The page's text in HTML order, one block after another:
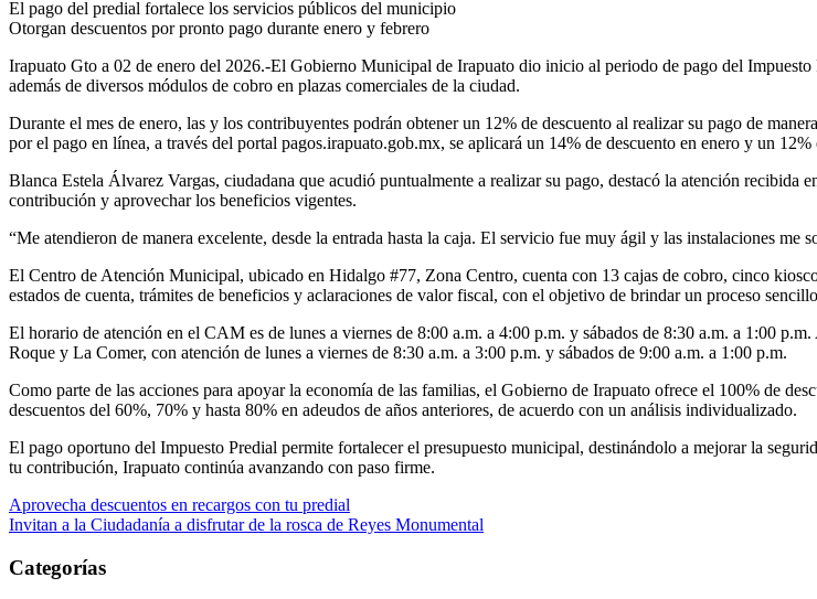
El pago del predial fortalece los servicios públicos del municipio
Otorgan descuentos por pronto pago durante enero y febrero
Irapuato Gto a 02 de enero del 2026.-El Gobierno Municipal de Irapuato dio inicio al periodo de pago del
además de diversos módulos de cobro en plazas comerciales de la ciudad.
Durante el mes de enero, las y los contribuyentes podrán obtener un 12% de descuento al realizar su pago de
por el pago en línea, a través del portal pagos.irapuato.gob.mx, se aplicará un 14% de descuento en enero y un 12%
Blanca Estela Álvarez Vargas, ciudadana que acudió puntualmente a realizar su pago, destacó la atención
contribución y aprovechar los beneficios vigentes.
“Me atendieron de manera excelente, desde la entrada hasta la caja. El servicio fue muy ágil y las instalaciones me
El Centro de Atención Municipal, ubicado en Hidalgo #77, Zona Centro, cuenta con 13 cajas de cobro, cinco
estados de cuenta, trámites de beneficios y aclaraciones de valor fiscal, con el objetivo de brindar un proceso
El horario de atención en el CAM es de lunes a viernes de 8:00 a.m. a 4:00 p.m. y sábados de 8:30 a.m. a 1:00
Roque y La Comer, con atención de lunes a viernes de 8:30 a.m. a 3:00 p.m. y sábados de 9:00 a.m. a 1:00 p.m.
Como parte de las acciones para apoyar la economía de las familias, el Gobierno de Irapuato ofrece el 100% de
descuentos del 60%, 70% y hasta 80% en adeudos de años anteriores, de acuerdo con un análisis individualizado.
El pago oportuno del Impuesto Predial permite fortalecer el presupuesto municipal, destinándolo a mejorar la
tu contribución, Irapuato continúa avanzando con paso firme.
Navegación
de
entradas
Aprovecha descuentos en recargos con tu predial
Invitan a la Ciudadanía a disfrutar de la rosca de Reyes Monumental
Categorías